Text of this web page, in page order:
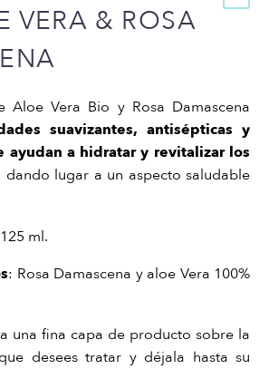
VERA & ROSA
Aloe Vera Bio y Rosa Damascena
suavizantes, antisépticas y
ayudan a hidratar y revitalizar los
dando lugar a un aspecto saludable
ml.
: Rosa Damascena y aloe Vera 100%
una fina capa de producto sobre la
desees tratar y déjala hasta su